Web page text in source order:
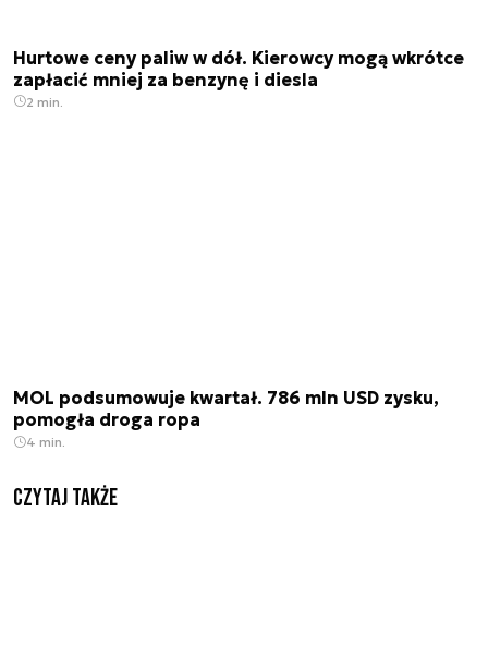
Hurtowe ceny paliw w dół. Kierowcy mogą wkrótce
zapłacić mniej za benzynę i diesla
2 min.
MOL podsumowuje kwartał. 786 mln USD zysku,
pomogła droga ropa
4 min.
Czytaj także